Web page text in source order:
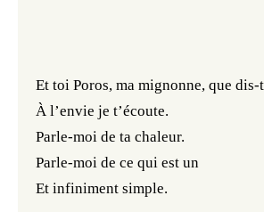
Et toi Poros, ma mignonne, que dis-
À l’envie je t’écoute.
Parle-moi de ta chaleur.
Parle-moi de ce qui est un
Et infiniment simple.